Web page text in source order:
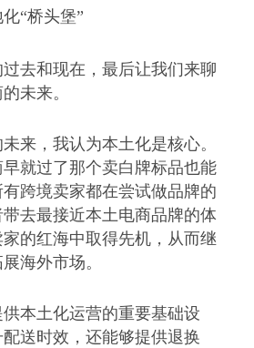
化“桥头堡”
去和现在，最后让我们来聊
未来。
来，我认为本土化是核心。
就过了那个卖白牌标品也能
跨境卖家都在尝试做品牌的
去最接近本土电商品牌的体
的红海中取得先机，从而继
海外市场。
本土化运营的重要基础设
送时效，还能够提供退换